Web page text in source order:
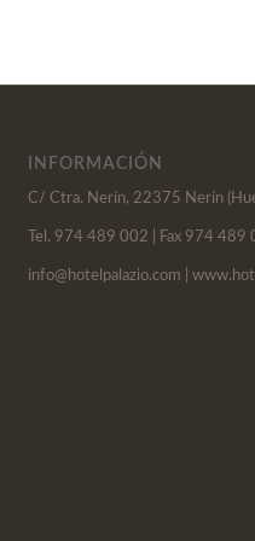
INFORMACIÓN
C/ Ctra. Nerín, 22375 Nerín
Tel. 974 489 002 | Fax 974 489
info@hotelpalazio.com |